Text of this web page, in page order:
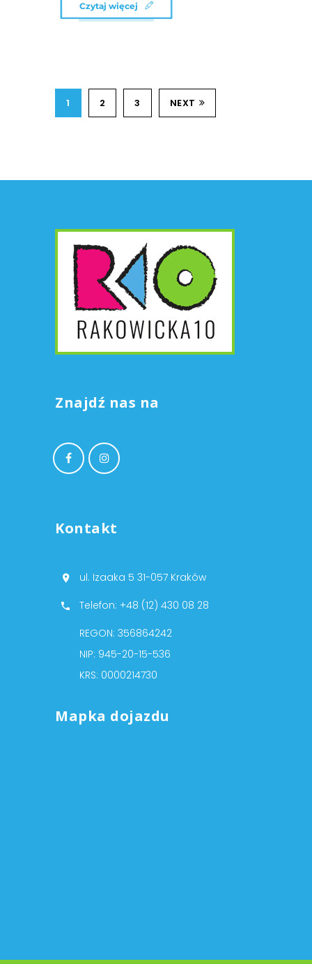
Czytaj więcej
1 2 3 NEXT
Znajdź nas na
Kontakt
ul. Izaaka 5 31-057 Kraków
Telefon: +48 (12) 430 08 28
REGON: 356864242
NIP: 945-20-15-536
KRS: 0000214730
Mapka dojazdu